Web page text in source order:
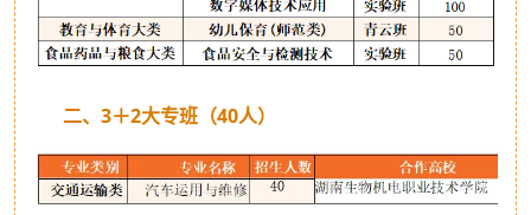
二、3＋2大专班（40人）